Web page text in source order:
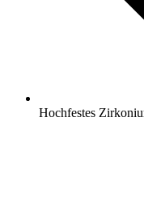
Hochfestes